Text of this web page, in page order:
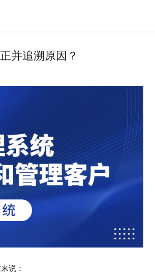
并追溯原因？
说：